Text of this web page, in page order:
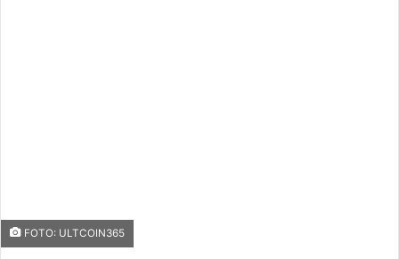
FOTO: ULTCOIN365